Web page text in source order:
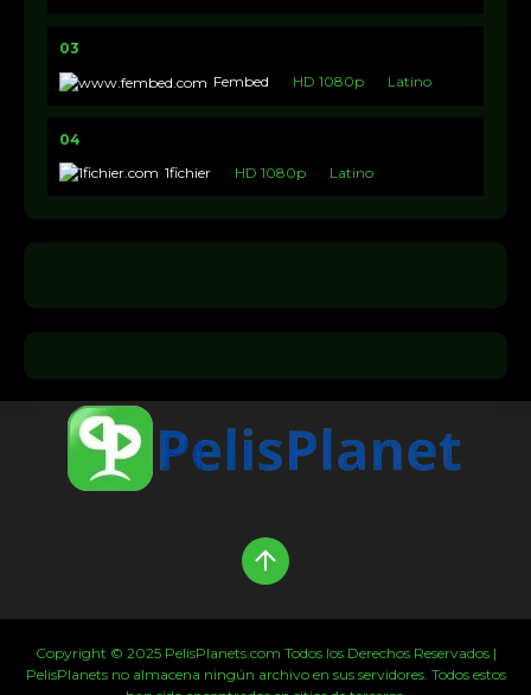
03
Fembed
HD 1080p Latino
04
1fichier
HD 1080p Latino
Copyright © 2025 PelisPlanets.com Todos los Derechos Reservados |
PelisPlanets no almacena ningún archivo en sus servidores. Todos estos